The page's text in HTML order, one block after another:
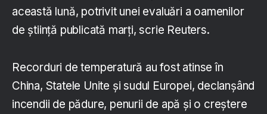
această lună, potrivit unei evaluări a oamenilor
de știință publicată marți, scrie Reuters.
Recorduri de temperatură au fost atinse în
China, Statele Unite și sudul Europei, declanșând
incendii de pădure, penurii de apă și o creștere